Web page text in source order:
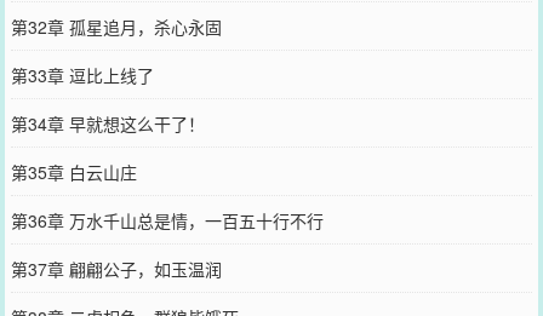
第32章 孤星追月，杀心永固
第33章 逗比上线了
第34章 早就想这么干了！
第35章 白云山庄
第36章 万水千山总是情，一百五十行不行
第37章 翩翩公子，如玉温润